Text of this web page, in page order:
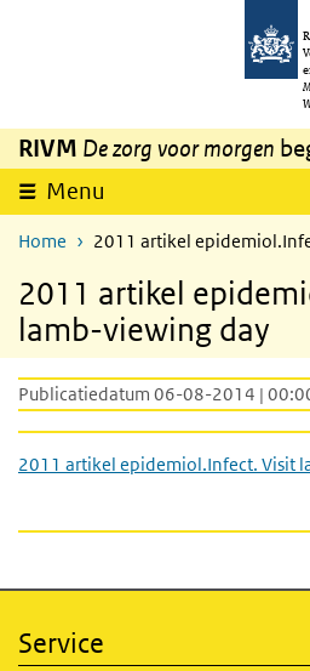
Overslaan en naar de inhoud gaan
RIVM De zorg voor morgen
Menu
Home 2011 artikel
2011 artikel
lamb-viewing day
Publicatiedatum 06-08-2014 |
2011 artikel epidemiol.Infect. Visit
Service